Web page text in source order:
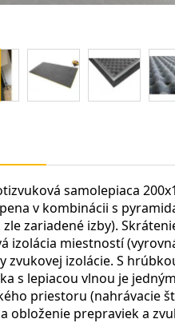
samolepiaca
v kombinácii s
zariadené izby).
izolácia miestností
zvukovej izolácie. S
s lepiacou vlnou je
priestoru (nahrávacie
obloženie prepraviek a